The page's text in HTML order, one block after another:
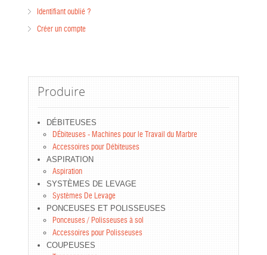
Identifiant oublié ?
Créer un compte
Produire
DÉBITEUSES
DÉbiteuses - Machines pour le Travail du Marbre
Accessoires pour Débiteuses
ASPIRATION
Aspiration
SYSTÈMES DE LEVAGE
Systèmes De Levage
PONCEUSES ET POLISSEUSES
Ponceuses / Polisseuses à sol
Accessoires pour Polisseuses
COUPEUSES